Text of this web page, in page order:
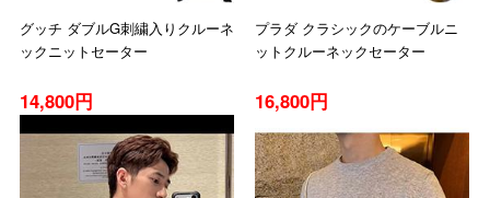
グッチ ダブルG刺繍入りクルーネ
ックニットセーター
14,800円
プラダ クラシックのケーブルニ
ットクルーネックセーター
16,800円